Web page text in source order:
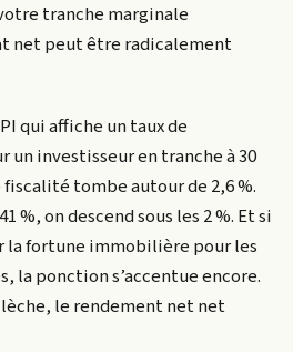
tranche marginale
net peut être radicalement
qui affiche un taux de
un investisseur en tranche à 30
tombe autour de 2,6 %.
%, on descend sous les 2 %. Et si
la fortune immobilière pour les
la ponction s’accentue encore.
le rendement net net